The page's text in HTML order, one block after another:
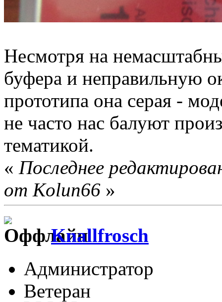
Несмотря на
буфера и неправильную
прототипа она серая -
не часто нас балуют
тематикой.
« Последнее
от Kolun66 »
Knallfrosch
Администратор
Ветеран